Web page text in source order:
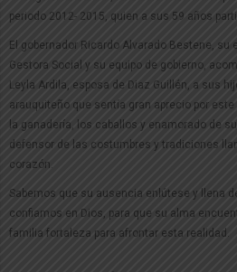
periodo 2012- 2015, quien a sus 59 años
El gobernador Ricardo Alvarado Bestene, su
Gestora Social y su equipo de gobierno,
Leyla Ardila, esposa de Diaz Guillén, a sus
arauquiteño que sentía gran aprecio por
la ganadería, los caballos y enamorado de
defensor de las costumbres y tradiciones
corazón.
Sabemos que su ausencia enlútese y llena
confiamos en Dios, para que su alma
familia fortaleza para afrontar esta realidad.